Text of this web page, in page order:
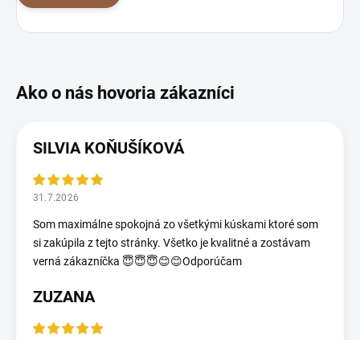
SILVIA KOŇUŠÍKOVÁ
31.7.2026
Som maximálne spokojná zo všetkými kúskami ktoré som
si zakúpila z tejto stránky. Všetko je kvalitné a zostávam
verná zákazníčka 😇😇😇😊😊Odporúčam
ZUZANA